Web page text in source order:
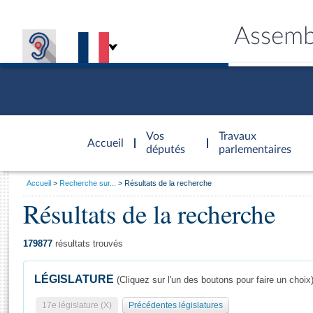
Accueil
d'accueil
Vos
députés
Travaux
parlementaires
Général
Vous
Accueil Recherche sur... Résultats de la recherche
Résultats de la recherche
179877 résultats trouvés
LÉGISLATURE (Cliquez sur l'un des boutons pour faire un choix)
17e législature (X) Précédentes législatures